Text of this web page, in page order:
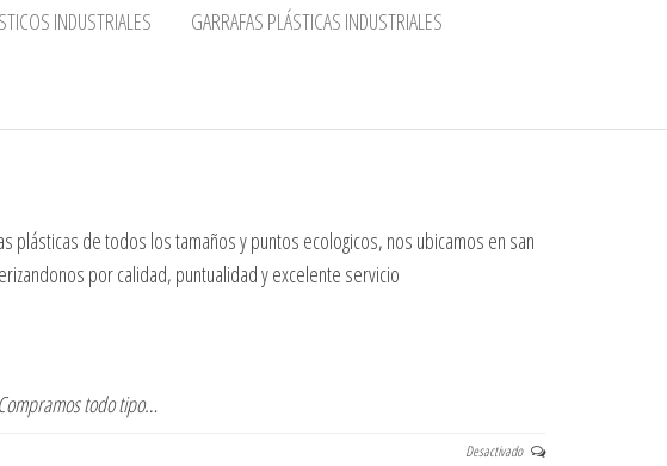
INDUSTRIALES GARRAFAS PLÁSTICAS INDUSTRIALES
plásticas de todos los tamaños y puntos ecologicos, nos ubicamos en san
por calidad, puntualidad y excelente servicio
todo tipo…
Desactivado